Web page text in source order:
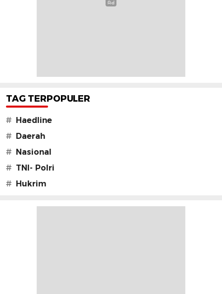
TAG TERPOPULER
# Haedline
# Daerah
# Nasional
# TNI- Polri
# Hukrim